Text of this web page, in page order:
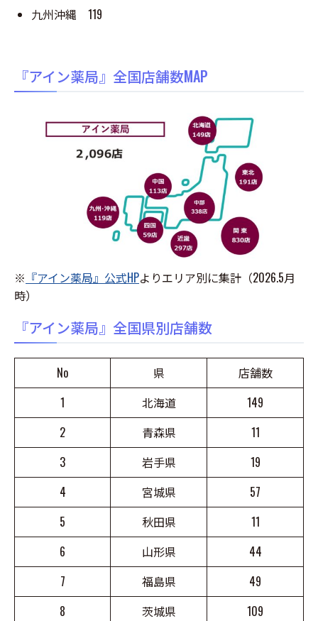
九州沖縄 119
『アイン薬局』全国店舗数MAP
※ 『アイン薬局』公式HPよりエリア別に集計（2026.5月
時）
『アイン薬局』全国県別店舗数
No 県
店舗数
1
北海道
149
2
青森県
11
3
岩手県
19
4
宮城県
57
5
秋田県
11
6
山形県
44
7
福島県
49
8
茨城県
109